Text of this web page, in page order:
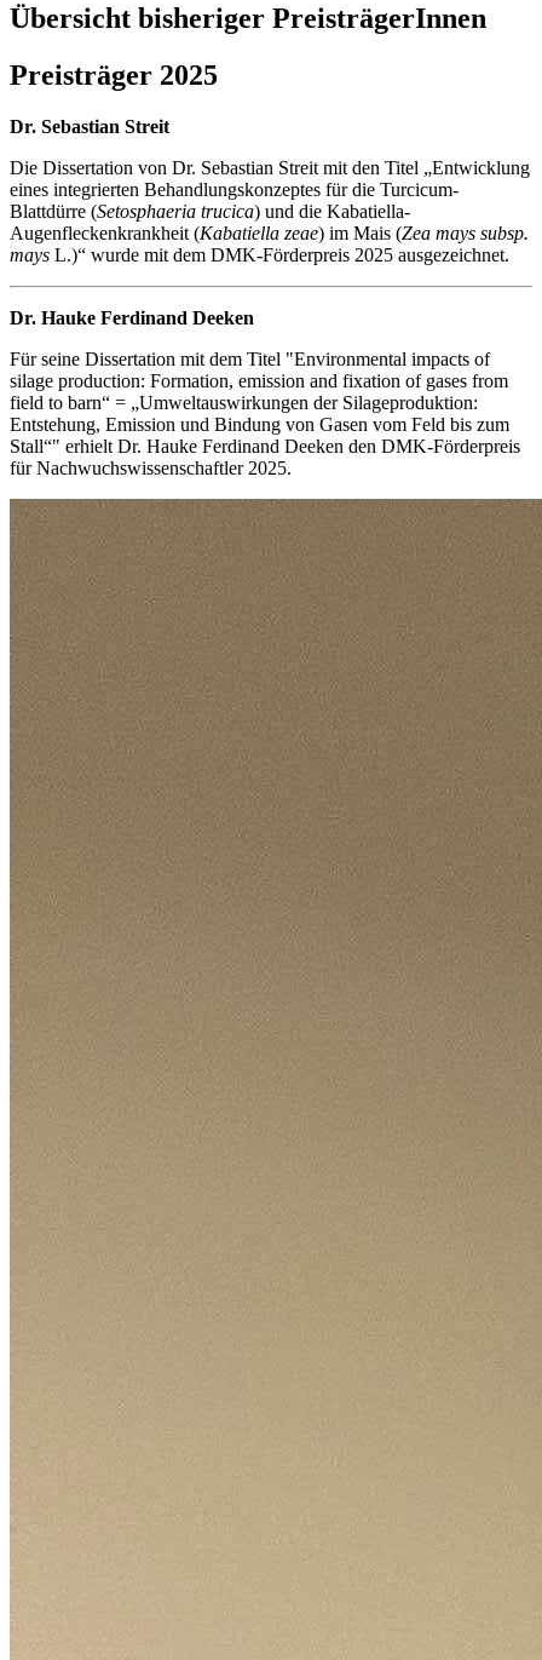
Übersicht bisheriger PreisträgerInnen
Preisträger 2025
Dr. Sebastian Streit
Die Dissertation von Dr. Sebastian Streit mit den Titel „Entwicklung
eines integrierten Behandlungskonzeptes für die Turcicum-
Blattdürre (Setosphaeria trucica) und die Kabatiella-
Augenfleckenkrankheit (Kabatiella zeae) im Mais (Zea mays subsp.
mays L.)“ wurde mit dem DMK-Förderpreis 2025 ausgezeichnet.
Dr. Hauke Ferdinand Deeken
Für seine Dissertation mit dem Titel "Environmental impacts of
silage production: Formation, emission and fixation of gases from
field to barn“ = „Umweltauswirkungen der Silageproduktion:
Entstehung, Emission und Bindung von Gasen vom Feld bis zum
Stall“" erhielt Dr. Hauke Ferdinand Deeken den DMK-Förderpreis
für Nachwuchswissenschaftler 2025.